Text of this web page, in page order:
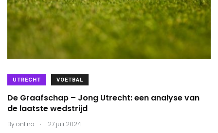
UTRECHT VOETBAL
De Graafschap – Jong Utrecht: een analyse van
de laatste wedstrijd
Byonlino . 27 juli 2024